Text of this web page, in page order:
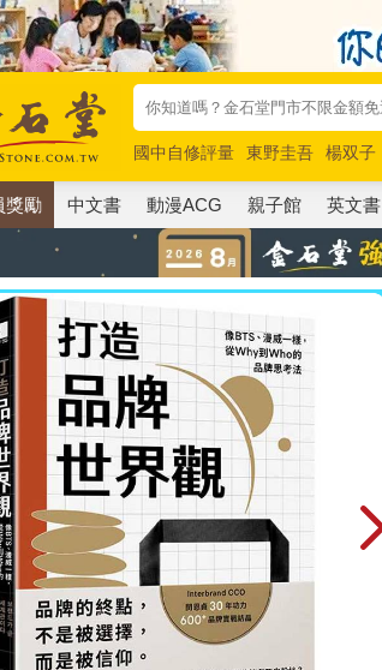
國中自修評量 東野圭吾 楊双子
唯紅花綻放
奧德賽 路邊攤新作
獎勵 中文書 動漫ACG 親子館 英文書